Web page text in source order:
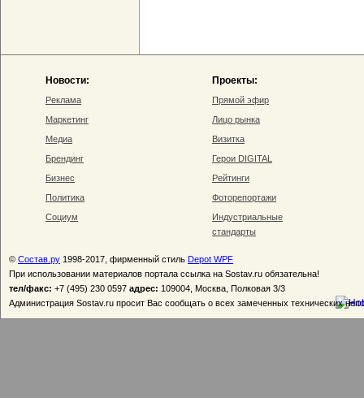
Новости:
Реклама
Маркетинг
Медиа
Брендинг
Бизнес
Политика
Социум
Проекты:
Прямой эфир
Лицо рынка
Визитка
Герои DIGITAL
Рейтинги
Фоторепортажи
Индустриальные
стандарты
© Состав.ру 1998-2017, фирменный стиль Depot WPF
При использовании материалов портала ссылка на Sostav.ru обязательна!
тел/факс: +7 (495) 230 0597 адрес: 109004, Москва, Полковая 3/3
Администрация Sostav.ru просит Вас сообщать о всех замеченных технических